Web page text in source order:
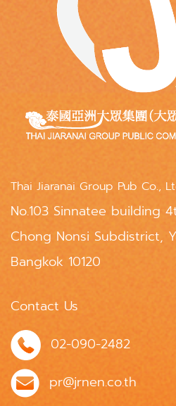
Thai Jiaranai Group Pub Co.,
No.103 Sinnatee building
Chong Nonsi Subdistrict,
Bangkok 10120
Contact Us
02-090-2482
pr@jrnen.co.th